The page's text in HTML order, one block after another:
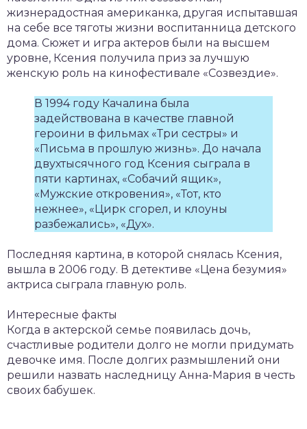
жизнерадостная американка, другая испытавшая
на себе все тяготы жизни воспитанница детского
дома. Сюжет и игра актеров были на высшем
уровне, Ксения получила приз за лучшую
женскую роль на кинофестивале «Созвездие».
В 1994 году Качалина была
задействована в качестве главной
героини в фильмах «Три сестры» и
«Письма в прошлую жизнь». До начала
двухтысячного год Ксения сыграла в
пяти картинах, «Собачий ящик»,
«Мужские откровения», «Тот, кто
нежнее», «Цирк сгорел, и клоуны
разбежались», «Дух».
Последняя картина, в которой снялась Ксения,
вышла в 2006 году. В детективе «Цена безумия»
актриса сыграла главную роль.
Интересные факты
Когда в актерской семье появилась дочь,
счастливые родители долго не могли придумать
девочке имя. После долгих размышлений они
решили назвать наследницу Анна-Мария в честь
своих бабушек.